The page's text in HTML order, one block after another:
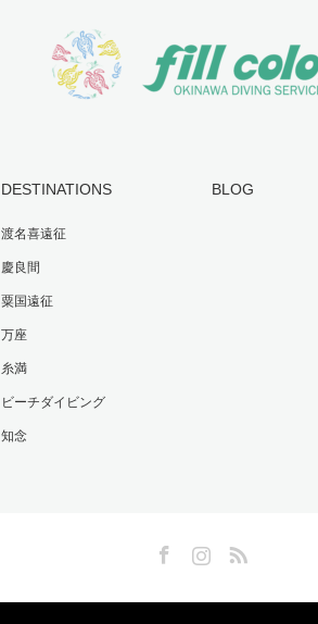
DESTINATIONS
渡名喜遠征
慶良間
粟国遠征
万座
糸満
ビーチダイビング
知念
BLOG